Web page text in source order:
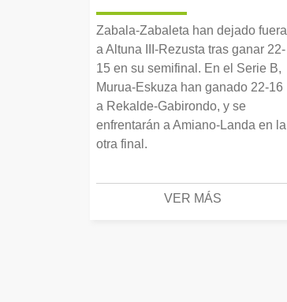
Zabala-Zabaleta han dejado fuera
a Altuna III-Rezusta tras ganar 22-
15 en su semifinal. En el Serie B,
Murua-Eskuza han ganado 22-16
a Rekalde-Gabirondo, y se
enfrentarán a Amiano-Landa en la
otra final.
VER MÁS